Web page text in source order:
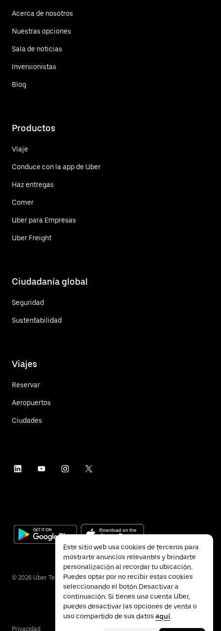
Acerca de nosotros
Nuestras opciones
Sala de noticias
Inversionistas
Blog
Productos
Viaje
Conduce con la app de Uber
Haz entregas
Comer
Uber para Empresas
Uber Freight
Ciudadanía global
Seguridad
Sustentabilidad
Viajes
Reservar
Aeropuertos
Ciudades
© 2026 Uber Technologies Inc.
Privacidad
Este sitio web usa cookies de terceros para
mostrarte anuncios relevantes y brindarte
personalización al recordar tu ubicación.
Puedes optar por no recibir estas cookies
seleccionando el botón Desactivar a
continuación. Si tienes una cuenta Uber,
puedes desactivar las opciones de venta o
uso compartido de sus datos aquí.